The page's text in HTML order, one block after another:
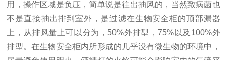
用，操作区域是负压，简单说是往出抽风的，当然致病菌也
不是直接抽出排到室外，是过滤在生物安全柜的顶部漏器
上，从排风量上可以分为，50%外排型，75%以及100%外
排型。在生物安全柜内所形成的几乎没有微生物的环境中，